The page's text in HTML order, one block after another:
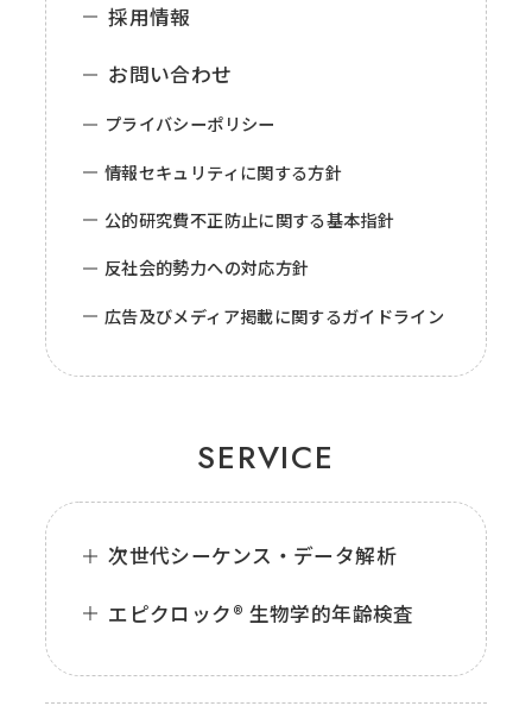
採用情報
お問い合わせ
プライバシーポリシー
情報セキュリティに関する方針
公的研究費不正防止に関する基本指針
反社会的勢力への対応方針
広告及びメディア掲載に関するガイドライン
SERVICE
次世代シーケンス・データ解析
エピクロック® 生物学的年齢検査